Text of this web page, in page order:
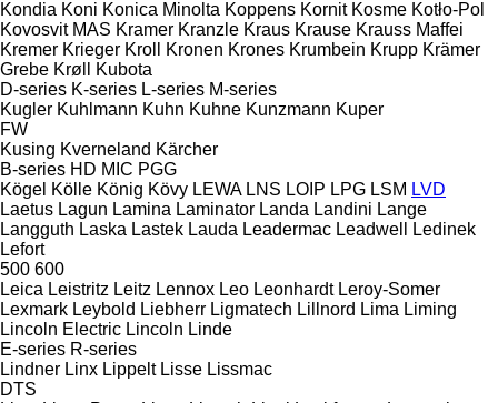
Kondia Koni Konica Minolta Koppens Kornit Kosme Kotło-Pol
Kovosvit MAS Kramer Kranzle Kraus Krause Krauss Maffei
Kremer Krieger Kroll Kronen Krones Krumbein Krupp Krämer
Grebe Krøll
Kubota
D-series K-series L-series M-series
Kugler Kuhlmann Kuhn Kuhne Kunzmann Kuper
FW
Kusing Kverneland Kärcher
B-series HD MIC PGG
Kögel Kölle König Kövy LEWA LNS LOIP LPG LSM LVD
Laetus Lagun Lamina Laminator Landa Landini Lange
Langguth Laska Lastek Lauda Leadermac Leadwell
Ledinek
Lefort
500 600
Leica Leistritz Leitz Lennox Leo Leonhardt Leroy-Somer
Lexmark Leybold Liebherr Ligmatech Lillnord Lima Liming
Lincoln Electric Lincoln Linde
E-series R-series
Lindner Linx Lippelt Lisse Lissmac
DTS